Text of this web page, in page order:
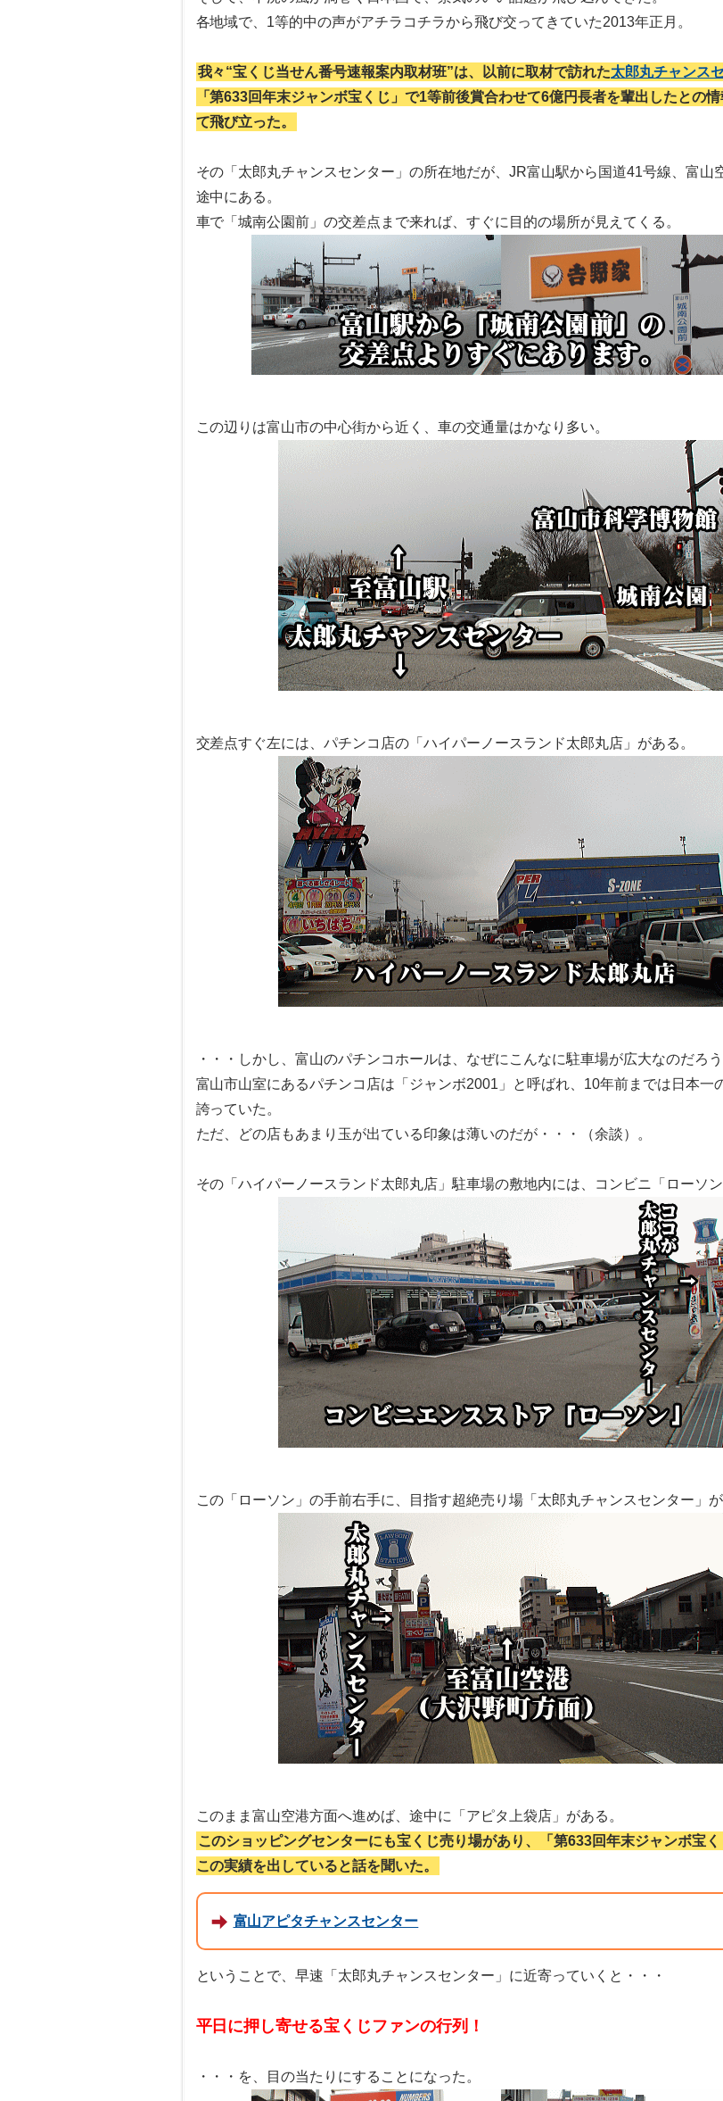
各地域で、1等的中の声がアチラコチラから飛び交ってきていた2013年正月。
我々“宝くじ当せん番号速報案内取材班”は、以前に取材で訪れた太郎丸チャンス
「第633回年末ジャンボ宝くじ」で1等前後賞合わせて6億円長者を輩出したとの
て飛び立った。
その「太郎丸チャンスセンター」の所在地だが、JR富山駅から国道41号線、富山
途中にある。
車で「城南公園前」の交差点まで来れば、すぐに目的の場所が見えてくる。
この辺りは富山市の中心街から近く、車の交通量はかなり多い。
交差点すぐ左には、パチンコ店の「ハイパーノースランド太郎丸店」がある。
・・・しかし、富山のパチンコホールは、なぜにこんなに駐車場が広大なのだろう
富山市山室にあるパチンコ店は「ジャンボ2001」と呼ばれ、10年前までは日本一
誇っていた。
ただ、どの店もあまり玉が出ている印象は薄いのだが・・・（余談）。
その「ハイパーノースランド太郎丸店」駐車場の敷地内には、コンビニ「ローソン
この「ローソン」の手前右手に、目指す超絶売り場「太郎丸チャンスセンター」が
このまま富山空港方面へ進めば、途中に「アピタ上袋店」がある。
このショッピングセンターにも宝くじ売り場があり、「第633回年末ジャンボ宝
この実績を出していると話を聞いた。
富山アピタチャンスセンター
ということで、早速「太郎丸チャンスセンター」に近寄っていくと・・・
平日に押し寄せる宝くじファンの行列！
・・・を、目の当たりにすることになった。